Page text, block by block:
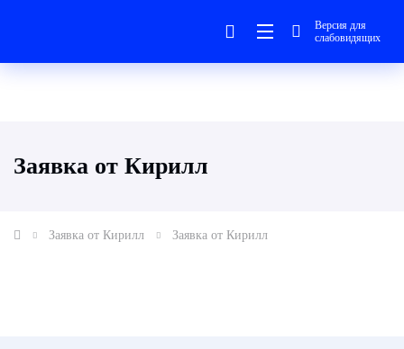
Версия для
слабовидящих
Заявка от Кирилл
Заявка от Кирилл Заявка от Кирилл